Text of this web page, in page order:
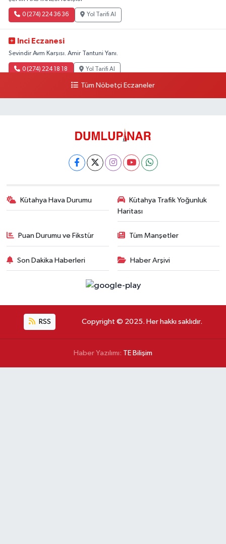
0 (274) 224 36 36 Yol Tarifi Al
Inci Eczanesi
Sevindir Avm Karşısı. Amir Tantuni Yanı.
0 (274) 224 18 18 Yol Tarifi Al
Tüm Nöbetçi Eczaneler
Kütahya Hava Durumu
Kütahya Trafik Yoğunluk
Haritası
Puan Durumu ve Fikstür Tüm Manşetler
Son Dakika Haberleri Haber Arşivi
RSS Copyright © 2025. Her hakkı saklıdır.
Haber Yazılımı: TE Bilişim